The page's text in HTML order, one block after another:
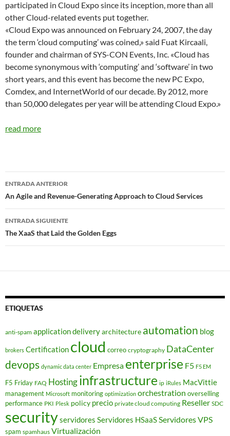
participated in Cloud Expo since its inception, more than all
other Cloud-related events put together.
«Cloud Expo was announced on February 24, 2007, the day
the term ‘cloud computing’ was coined,» said Fuat Kircaali,
founder and chairman of SYS-CON Events, Inc. «Cloud has
become synonymous with ‘computing’ and ‘software’ in two
short years, and this event has become the new PC Expo,
Comdex, and InternetWorld of our decade. By 2012, more
than 50,000 delegates per year will be attending Cloud Expo.»
read more
Navegador
de
entradas
ENTRADA ANTERIOR
An Agile and Revenue-Generating Approach to Cloud Services
ENTRADA SIGUIENTE
The XaaS that Laid the Golden Eggs
ETIQUETAS
anti-spam application deliveryarchitecture automation blog
brokers Certification cloud correo cryptography DataCenter
devops dynamic data center Empresa enterprise F5 F5 EM
F5 Friday FAQ Hostinginfrastructure ip iRules MacVittie
management Microsoft monitoring optimization orchestration overselling
performance PKI Plesk policy precio private cloud computing Reseller SDC
securityservidores Servidores HSaaSServidores VPS
spam spamhaus Virtualización